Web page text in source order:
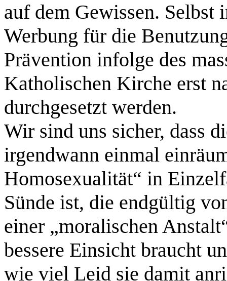
auf dem Gewissen. Selbst
Werbung für die
Prävention infolge des
Katholischen Kirche erst
durchgesetzt werden.
Wir sind uns sicher, dass
irgendwann einmal
Homosexualität“ in
Sünde ist, die endgültig
einer „moralischen
bessere Einsicht braucht
wie viel Leid sie damit